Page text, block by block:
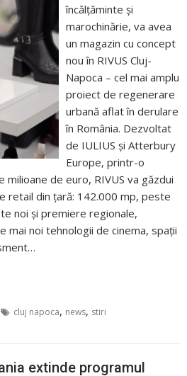
încălțăminte și
marochinărie, va avea
un magazin cu concept
nou în RIVUS Cluj-
Napoca – cel mai amplu
proiect de regenerare
urbană aflat în derulare
în România. Dezvoltat
de IULIUS și Atterbury
Europe, printr-o
de euro, RIVUS va găzdui
retail din țară: 142.000 mp, peste
noi și premiere regionale,
mai noi tehnologii de cinema, spații
cluj napoca, news, stiri
extinde programul